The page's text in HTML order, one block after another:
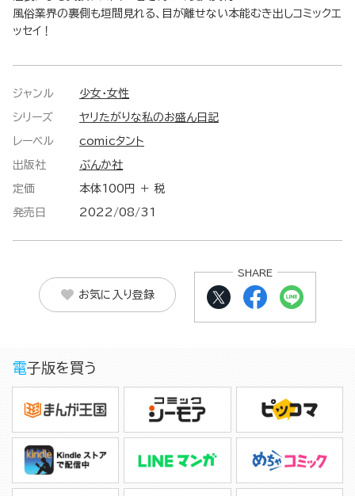
風俗業界の裏側も垣間見れる、目が離せない本能むき出しコミックエ
ッセイ！
ジャンル 少女・女性
シリーズ ヤリたがりな私のお盛ん日記
レーベル comicタント
出版社 ぶんか社
定価 本体100円 ＋ 税
発売日 2022/08/31
お気に入り登録
SHARE
電子版を買う